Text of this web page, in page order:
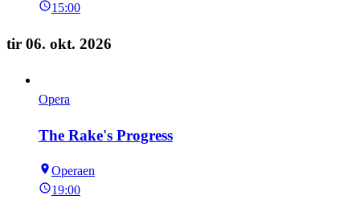
15:00
tir 06. okt. 2026
Opera
The Rake's Progress
Operaen
19:00